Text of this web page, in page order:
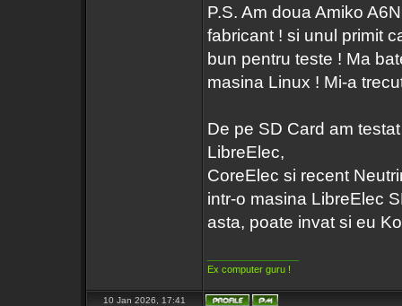
P.S. Am doua Amiko
fabricant ! si unul primit
bun pentru teste ! Ma
masina Linux ! Mi-a
De pe SD Card am
LibreElec,
CoreElec si recent
intr-o masina LibreElec
asta, poate invat si eu
Ex computer guru !
10 Jan 2026, 17:41